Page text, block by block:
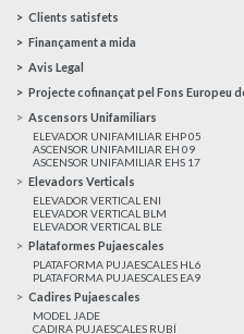
Clients satisfets
Finançament a mida
Avis Legal
Projecte cofinançat pel Fons Europeu
Ascensors Unifamiliars
ELEVADOR UNIFAMILIAR EHP 05
ASCENSOR UNIFAMILIAR EH 09
ASCENSOR UNIFAMILIAR EHS 17
Elevadors Verticals
ELEVADOR VERTICAL ENI
ELEVADOR VERTICAL BLM
ELEVADOR VERTICAL BLE
Plataformes Pujaescales
PLATAFORMA PUJAESCALES HL6
PLATAFORMA PUJAESCALES EA9
Cadires Pujaescales
MODEL JADE
CADIRA PUJAESCALES RUBÍ